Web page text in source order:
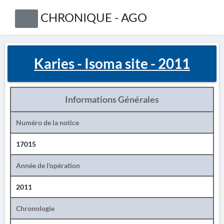
CHRONIQUE - AGO
Karies - Isoma site - 2011
Informations Générales
Numéro de la notice
17015
Année de l'opération
2011
Chronologie